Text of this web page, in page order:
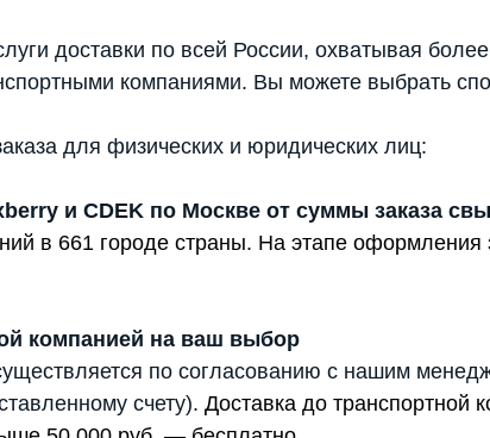
доставки по всей России, охватывая
компаниями. Вы можете выбрать
для физических и юридических лиц:
и CDEK по Москве от суммы заказа
в 661 городе страны. На этапе
компанией на ваш выбор
по согласованию с нашим
счету). Доставка до транспортной